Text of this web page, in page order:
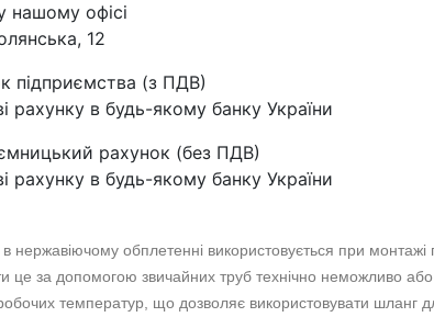
нашому офісі
12
підприємства (з ПДВ)
рахунку в будь-якому банку України
рахунок (без ПДВ)
рахунку в будь-якому банку України
обплетенні використовується при
це за допомогою звичайних труб технічно неможливо
температур, що дозволяє використовувати шланг